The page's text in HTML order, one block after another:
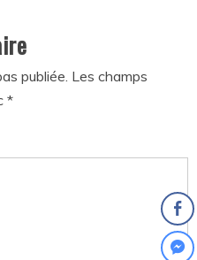
publiée. Les champs
*